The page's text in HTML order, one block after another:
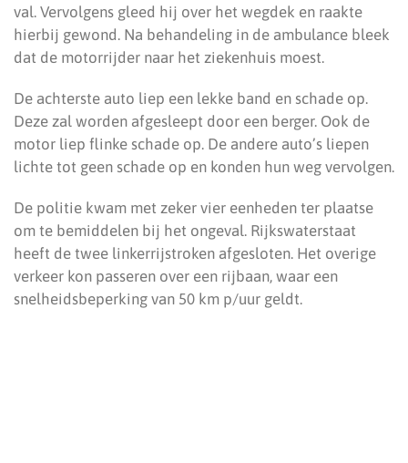
val. Vervolgens gleed hij over het wegdek en raakte
hierbij gewond. Na behandeling in de ambulance bleek
dat de motorrijder naar het ziekenhuis moest.
De achterste auto liep een lekke band en schade op.
Deze zal worden afgesleept door een berger. Ook de
motor liep flinke schade op. De andere auto’s liepen
lichte tot geen schade op en konden hun weg vervolgen.
De politie kwam met zeker vier eenheden ter plaatse
om te bemiddelen bij het ongeval. Rijkswaterstaat
heeft de twee linkerrijstroken afgesloten. Het overige
verkeer kon passeren over een rijbaan, waar een
snelheidsbeperking van 50 km p/uur geldt.